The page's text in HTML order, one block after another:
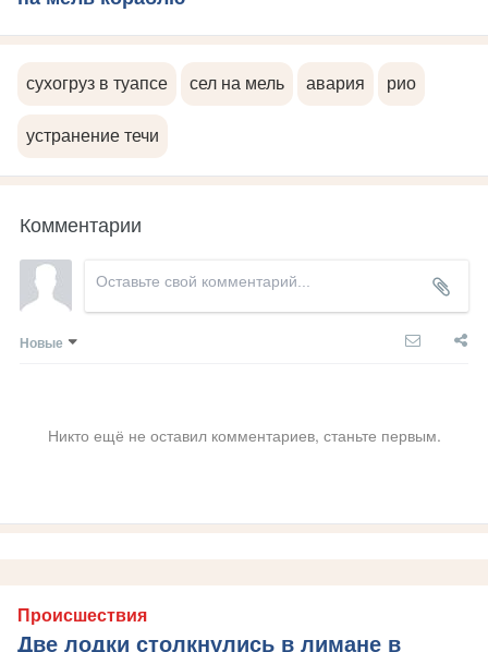
сухогруз в туапсе сел на мель авария рио
устранение течи
Комментарии
Новые
Никто ещё не оставил комментариев, станьте первым.
Происшествия
Две лодки столкнулись в лимане в